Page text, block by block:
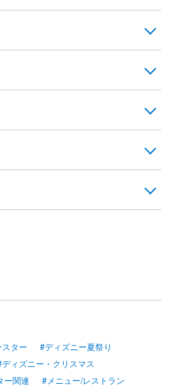
ター
#ディズニー夏祭り
ディズニー・クリスマス
ー関連
#メニュー/レストラン